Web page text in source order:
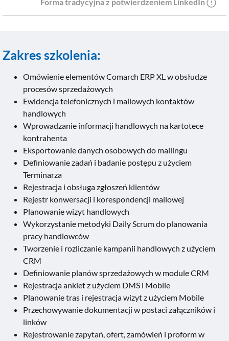
Zakres szkolenia:
Omówienie elementów Comarch ERP XL w obsłudze
procesów sprzedażowych
Ewidencja telefonicznych i mailowych kontaktów
handlowych
Wprowadzanie informacji handlowych na kartotece
kontrahenta
Eksportowanie danych osobowych do mailingu
Definiowanie zadań i badanie postępu z użyciem
Terminarza
Rejestracja i obsługa zgłoszeń klientów
Rejestr konwersacji i korespondencji mailowej
Planowanie wizyt handlowych
Wykorzystanie metodyki Daily Scrum do planowania
pracy handlowców
Tworzenie i rozliczanie kampanii handlowych z użyciem
CRM
Definiowanie planów sprzedażowych w module CRM
Rejestracja ankiet z użyciem DMS i Mobile
Planowanie tras i rejestracja wizyt z użyciem Mobile
Przechowywanie dokumentacji w postaci załączników i
linków
Rejestrowanie zapytań, ofert, zamówień i proform w